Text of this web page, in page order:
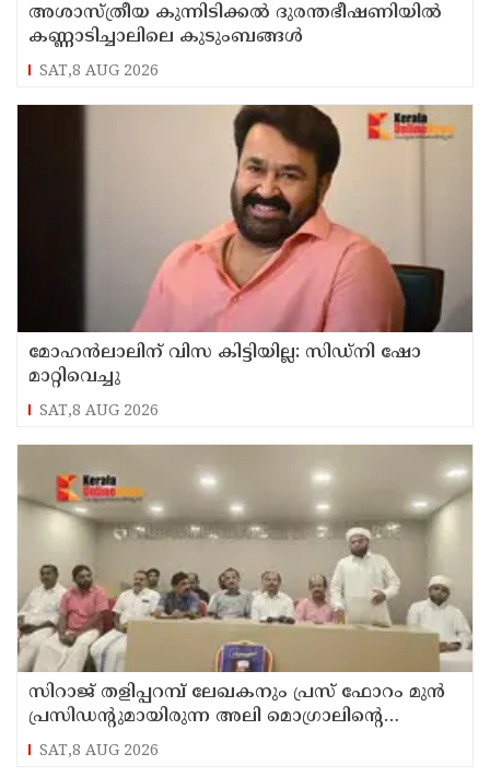
അശാസ്ത്രീയ കുന്നിടിക്കൽ ദുരന്തഭീഷണിയിൽ
കണ്ണാടിച്ചാലിലെ കുടുംബങ്ങൾ
SAT,8 AUG 2026
മോഹൻലാലിന് വിസ കിട്ടിയില്ല: സിഡ്നി ഷോ
മാറ്റിവെച്ചു
SAT,8 AUG 2026
സിറാജ് തളിപ്പറമ്പ് ലേഖകനും പ്രസ് ഫോറം മുൻ
പ്രസിഡൻ്റുമായിരുന്ന അലി മൊഗ്രാലിൻ്റെ
വിയോഗത്തിൽ സർവ്വകക്ഷി അനുസ്മരണം
നടത്തി
SAT,8 AUG 2026